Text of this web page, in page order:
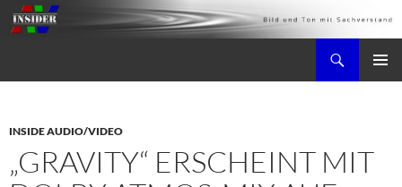
Zum
Inhalt
INSIDE AUDIO/VIDEO
„GRAVITY“ ERSCHEINT MIT